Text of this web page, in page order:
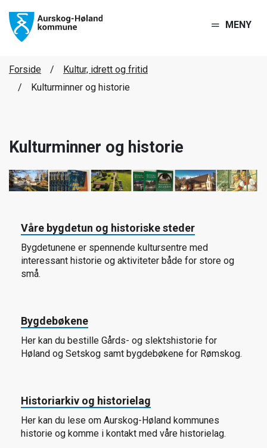
MENY
Forside
Kultur, idrett og fritid
Kulturminner og historie
Kulturminner og historie
Våre bygdetun og historiske steder
Bygdetunene er spennende kultursentre med
interessant historie og aktiviteter både for store og
små.
Bygdebøkene
Her kan du bestille Gårds- og slektshistorie for
Høland og Setskog samt bygdebøkene for Rømskog.
Historiarkiv og historielag
Her kan du lese om Aurskog-Høland kommunes
historie og komme i kontakt med våre historielag.